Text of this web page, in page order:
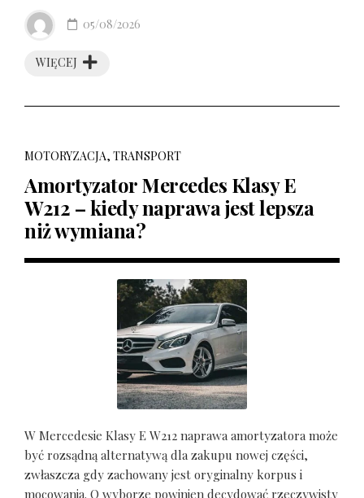
WIĘCEJ
05/08/2026
MOTORYZACJA, TRANSPORT
Amortyzator Mercedes Klasy E
W212 – kiedy naprawa jest lepsza
niż wymiana?
W Mercedesie Klasy E W212 naprawa amortyzatora może
być rozsądną alternatywą dla zakupu nowej części,
zwłaszcza gdy zachowany jest oryginalny korpus i
mocowania. O wyborze powinien decydować rzeczywisty